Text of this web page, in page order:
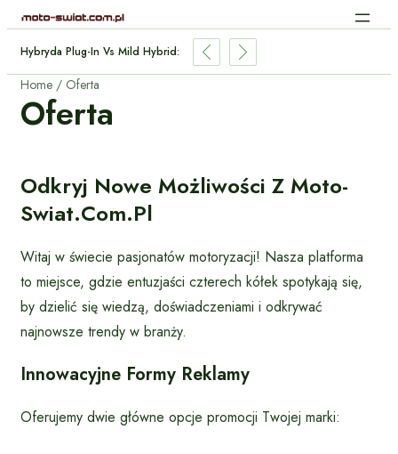
Hybryda Plug-In Vs Mild Hybrid: Którą Wybrać I Dlaczego?
Home Oferta
Oferta
Odkryj Nowe Możliwości Z Moto-
Swiat.com.pl
Witaj w świecie pasjonatów motoryzacji! Nasza platforma
to miejsce, gdzie entuzjaści czterech kółek spotykają się,
by dzielić się wiedzą, doświadczeniami i odkrywać
najnowsze trendy w branży.
Innowacyjne Formy Reklamy
Oferujemy dwie główne opcje promocji Twojej marki: